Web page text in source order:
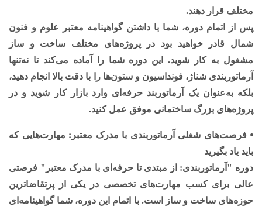
مختلف قرار دهند.
پس از اتمام دوره، شما با داشتن گواهینامه معتبر علوم و فنون
شمال قادر خواهید بود در پروژه‌های مختلف ساخت و ساز
مشغول به کار شوید. این دوره شما را آماده می‌کند تا نه‌تنها
آرماتوربندی شناژ، فونداسیون و ستون‌ها را با دقت بالا انجام دهید،
بلکه به‌عنوان یک آرماتوربند حرفه‌ای وارد بازار کار شوید و در
پروژه‌های بزرگ ساختمانی موفق عمل کنید.
⦁ فرصت‌های شغلی آرماتوربندی با مدرک معتبر: مهارت‌هایی که
باید یاد بگیرید
دوره "آرماتوربندی: از مبتدی تا حرفه‌ای با مدرک معتبر" فرصتی
عالی برای کسب مهارت‌های تخصصی در یکی از پرتقاضاترین
حوزه‌های ساخت و ساز است. با اتمام این دوره، شما گواهینامه‌ای